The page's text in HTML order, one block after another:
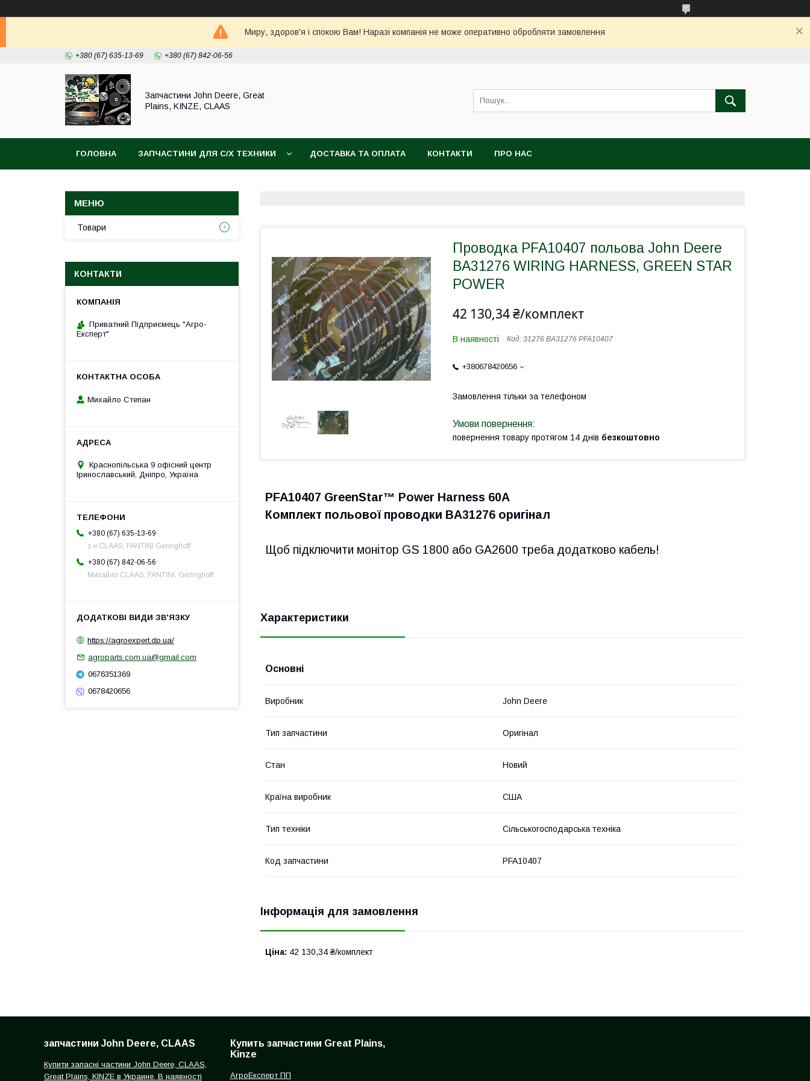
Миру, здоров'я і спокою Вам! Наразі компанія не може оперативно обробляти замовлення
+380 (67) 635-13-69 +380 (67) 842-06-56
Запчастини John Deere, Great
Plains, KINZE, CLAAS
ГОЛОВНА ЗАПЧАСТИНИ ДЛЯ С/Х ТЕХНИКИ ДОСТАВКА ТА ОПЛАТА КОНТАКТИ ПРО НАС
Проводка PFA10407 польова John Deere
BA31276 WIRING HARNESS, GREEN STAR
POWER
42 130,34 ₴/комплект
В наявності Код: 31276 ВА31276 PFA10407
+380678420656
Замовлення тільки за телефоном
повернення товару протягом 14 днів безкоштовно
PFA10407 GreenStar™ Power Harness 60A
Комплект польової проводки BA31276 оригінал
Щоб підключити монітор GS 1800 або GA2600 треба додатково кабель!
Характеристики
Основні
Виробник John Deere
Тип запчастини Оригінал
Стан Новий
Країна виробник США
Тип техніки Сільськогосподарська техніка
Код запчастини PFA10407
Інформація для замовлення
Ціна: 42 130,34 ₴/комплект
Товари
КОНТАКТИ
Приватний Підприємець "Агро-
Експерт"
Михайло Степан
Краснопільська 9 офісний центр
Іринославський, Дніпро, Україна
+380 (67) 635-13-69
з.ч CLAAS, FANTINI Geringhoff
+380 (67) 842-06-56
Михайло CLAAS, FANTINI. Geringhoff
https://agroexpert.dp.ua/
agroparts.com.ua@gmail.com
0676351369
0678420656
запчастини John Deere, CLAAS
Купити запасні частини John Deere, CLAAS,
Great Plains, KINZE в Украине. В наявності
Купить запчастини Great Plains,
Kinze
АгроЕксперт ПП